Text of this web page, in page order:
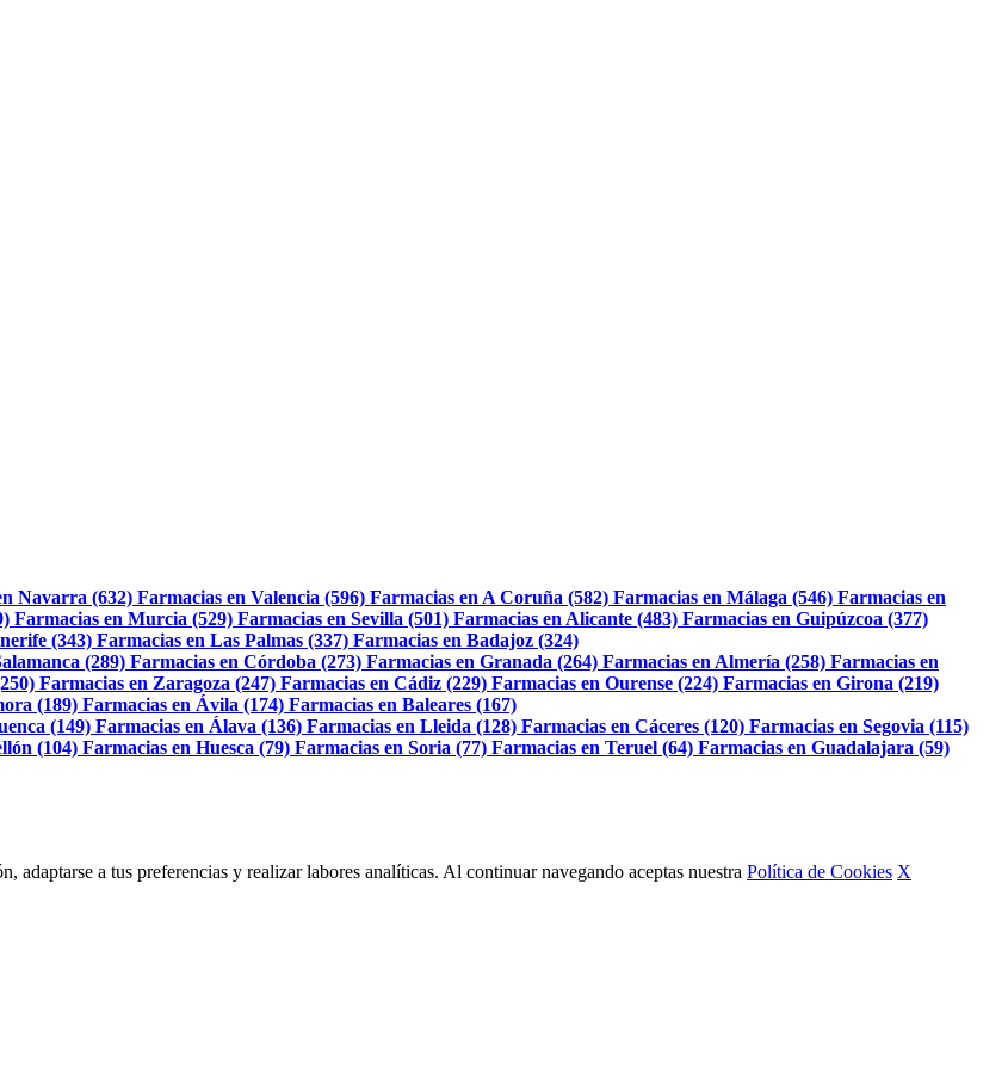
Navarra (632) Farmacias en Valencia (596) Farmacias en A Coruña (582) Farmacias en Málaga (546) Farmacias en
Farmacias en Murcia (529) Farmacias en Sevilla (501) Farmacias en Alicante (483) Farmacias en Guipúzcoa (377)
(343) Farmacias en Las Palmas (337) Farmacias en Badajoz (324)
(289) Farmacias en Córdoba (273) Farmacias en Granada (264) Farmacias en Almería (258) Farmacias en
Farmacias en Zaragoza (247) Farmacias en Cádiz (229) Farmacias en Ourense (224) Farmacias en Girona (219)
(189) Farmacias en Ávila (174) Farmacias en Baleares (167)
(149) Farmacias en Álava (136) Farmacias en Lleida (128) Farmacias en Cáceres (120) Farmacias en Segovia (115)
(104) Farmacias en Huesca (79) Farmacias en Soria (77) Farmacias en Teruel (64) Farmacias en Guadalajara (59)
a tus preferencias y realizar labores analíticas. Al continuar navegando aceptas nuestra Política de Cookies X